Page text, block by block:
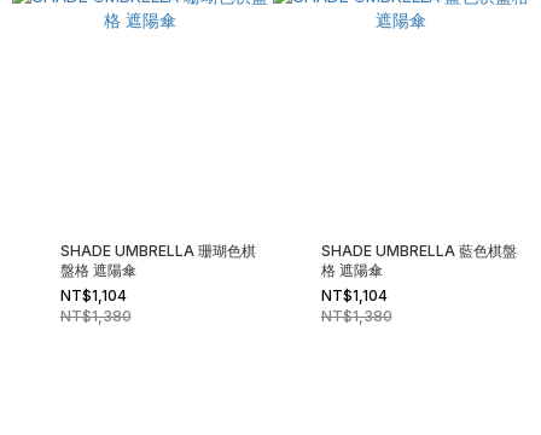
SHADE UMBRELLA 珊瑚色棋
盤格 遮陽傘
NT$1,104
NT$1,380
SHADE UMBRELLA 藍色棋盤
格 遮陽傘
NT$1,104
NT$1,380